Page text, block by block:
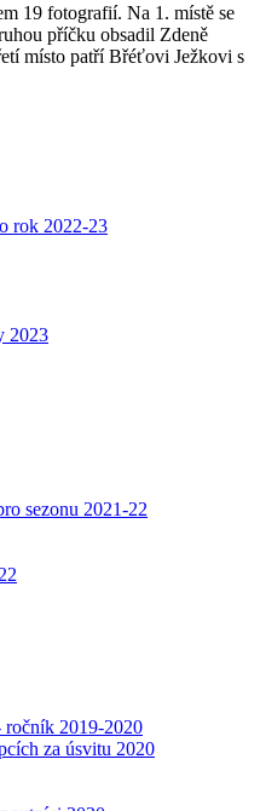
19 fotografií. Na 1. místě se
příčku obsadil Zdeně
místo patří Břéťovi Ježkovi s
rok 2022-23
2023
sezonu 2021-22
2019-2020
za úsvitu 2020